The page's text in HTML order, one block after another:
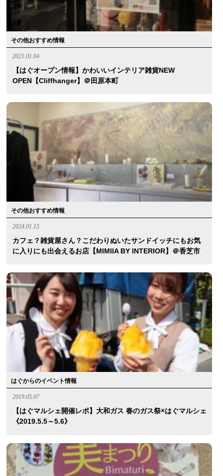
その他おすすめ情報
2021.01.04
【はぐオープン情報】かわいいインテリア雑貨NEW
OPEN【Cliffhanger】＠田原本町
その他おすすめ情報
2024.01.15
カフェ？雑貨屋さん？こだわりぬいたサンドイッチにもお気
に入りにも出会えるお店【MIMIIA BY INTERIOR】＠香芝市
はぐからのイベント情報
2019.05.07
【はぐマルシェ開催レポ】大和ガス 春のガス祭×はぐマルシェ
《2019.5.5～5.6》